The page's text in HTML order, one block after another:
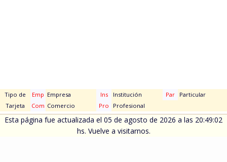
Tipo de
Tarjeta
Emp Empresa Ins Institución Par
Particular
Com Comercio Pro Profesional
Esta página fue actualizada el 05 de agosto de 2026 a las 20:49:02
hs. Vuelve a visitarnos.